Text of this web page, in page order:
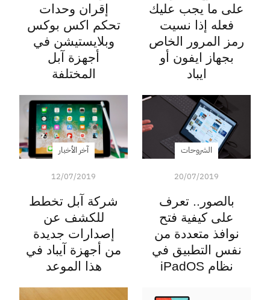
على ما يجب عليك
فعله إذا نسيت
رمز المرور الخاص
بجهاز ايفون أو
ايباد
إقران وحدات
تحكم اكس بوكس
وبلايستيشن في
أجهزة آبل
المختلفة
الشروحات
20/07/2019
بالصور.. تعرف
على كيفية فتح
نوافذ متعددة من
نفس التطبيق في
نظام iPadOS
آخر الأخبار
12/07/2019
شركة آبل تخطط
للكشف عن
إصدارات جديدة
من أجهزة آيباد في
هذا الموعد